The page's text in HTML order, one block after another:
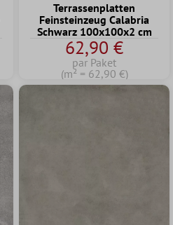
Terrassenplatten
Feinsteinzeug Calabria
Schwarz 100x100x2 cm
62,90 €
par Paket
(m² = 62,90 €)